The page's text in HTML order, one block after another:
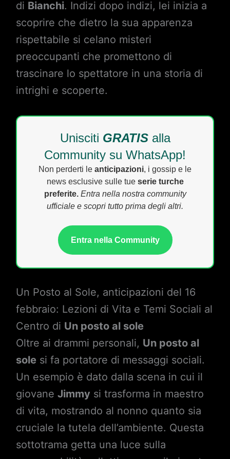
di Bianchi. Indizi dopo indizi, lei inizia a
scoprire che dietro la sua apparenza
rispettabile si celano misteri
preoccupanti che promettono di
trascinare lo spettatore in una storia di
intrighi e scoperte.
Unisciti GRATISalla
Community su WhatsApp!
Non perderti le anticipazioni, i gossip e le
news esclusive sulle tue serie turche
preferite. Entra nella nostra community
ufficiale e scopri tutto prima degli altri.
Entra nella Community
Un Posto al Sole, anticipazioni del 16
febbraio: Lezioni di Vita e Temi Sociali al
Centro di Un posto al sole
Oltre ai drammi personali, Un posto al
sole si fa portatore di messaggi sociali.
Un esempio è dato dalla scena in cui il
giovane Jimmysi trasforma in maestro
di vita, mostrando al nonno quanto sia
cruciale la tutela dell’ambiente. Questa
sottotrama getta una luce sulla